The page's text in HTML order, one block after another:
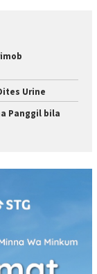
Urine
Panggil bila